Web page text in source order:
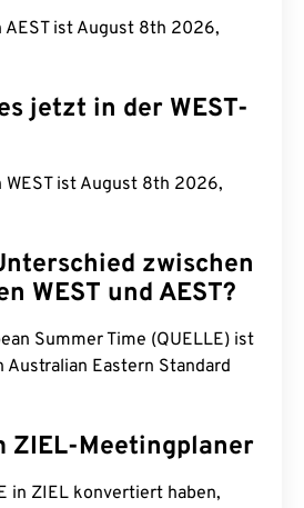
ist August 8th 2026,
jetzt in der WEST-
ist August 8th 2026,
zwischen
WEST und AEST?
Summer Time (QUELLE) ist
Australian Eastern Standard
ZIEL-Meetingplaner
in ZIEL konvertiert haben,